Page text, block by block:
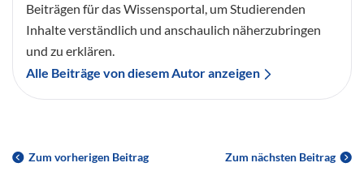
Beiträgen für das Wissensportal, um Studierenden
Inhalte verständlich und anschaulich näherzubringen
und zu erklären.
Alle Beiträge von diesem Autor anzeigen
Zum vorherigen Beitrag Zum nächsten Beitrag